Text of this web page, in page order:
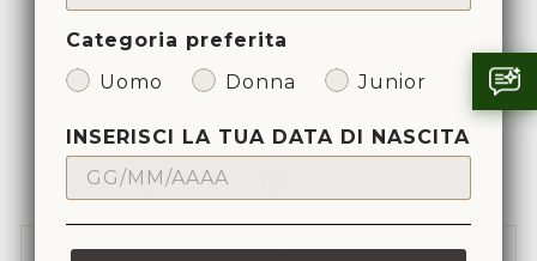
Share
on
Facebook
on
Instagram
HOW CAN YOU CONTACT US
Categoria preferita
Uomo
Donna Junior
INSERISCI LA TUA DATA DI NASCITA